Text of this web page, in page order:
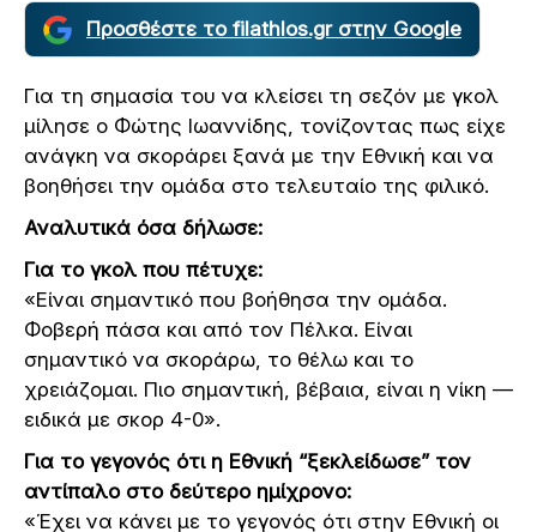
Προσθέστε το filathlos.gr στην Google
Για τη σημασία του να κλείσει τη σεζόν με γκολ
μίλησε ο Φώτης Ιωαννίδης, τονίζοντας πως είχε
ανάγκη να σκοράρει ξανά με την Εθνική και να
βοηθήσει την ομάδα στο τελευταίο της φιλικό.
Αναλυτικά όσα δήλωσε:
Για το γκολ που πέτυχε:
«Είναι σημαντικό που βοήθησα την ομάδα.
Φοβερή πάσα και από τον Πέλκα. Είναι
σημαντικό να σκοράρω, το θέλω και το
χρειάζομαι. Πιο σημαντική, βέβαια, είναι η νίκη —
ειδικά με σκορ 4-0».
Για το γεγονός ότι η Εθνική “ξεκλείδωσε” τον
αντίπαλο στο δεύτερο ημίχρονο:
«Έχει να κάνει με το γεγονός ότι στην Εθνική οι